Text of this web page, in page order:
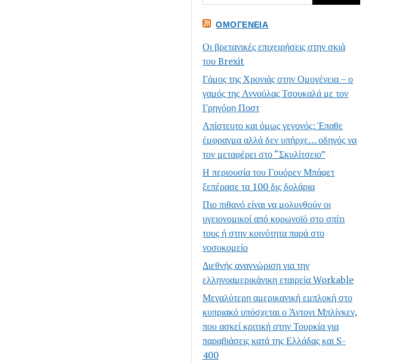
ΟΜΟΓΈΝΕΙΑ
Οι βρετανικές επιχειρήσεις στην σκιά
του Brexit
Γάμος της Χρονιάς στην Ομογένεια – ο
γαμός της Αννούλας Τσουκαλά με τον
Γρηγόρη Ποστ
Απίστευτο και όμως γεγονός: Έπαθε
έμφραγμα αλλά δεν υπήρχε… οδηγός να
τον μεταφέρει στο “Σκυλίτσειο”
Η περιουσία του Γουόρεν Μπάφετ
ξεπέρασε τα 100 δις δολάρια
Πιο πιθανό είναι να μολυνθούν οι
υγειονομικοί από κορωνοϊό στο σπίτι
τους ή στην κοινότητα παρά στο
νοσοκομείο
Διεθνής αναγνώριση για την
ελληνοαμερικάνικη εταιρεία Workable
Μεγαλύτερη αμερικανική εμπλοκή στο
κυπριακό υπόσχεται ο Άντονι Μπλίνκεν,
που ασκεί κριτική στην Τουρκία για
παραβιάσεις κατά της Ελλάδας και S-
400